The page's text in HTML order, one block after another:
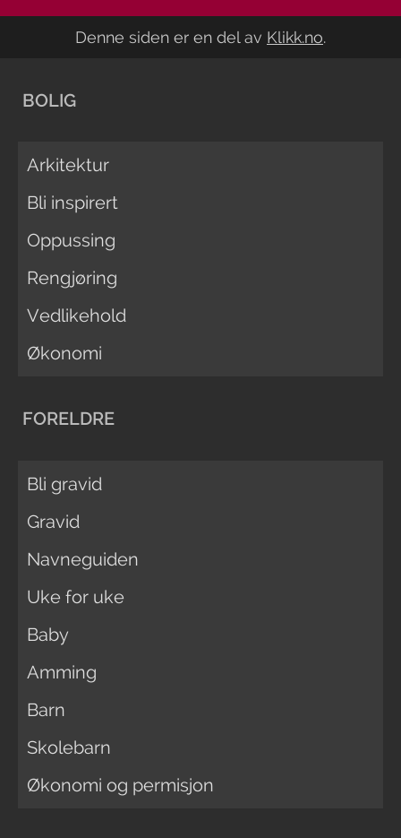
Denne siden er en del av Klikk.no.
BOLIG
Arkitektur
Bli inspirert
Oppussing
Rengjøring
Vedlikehold
Økonomi
FORELDRE
Bli gravid
Gravid
Navneguiden
Uke for uke
Baby
Amming
Barn
Skolebarn
Økonomi og permisjon